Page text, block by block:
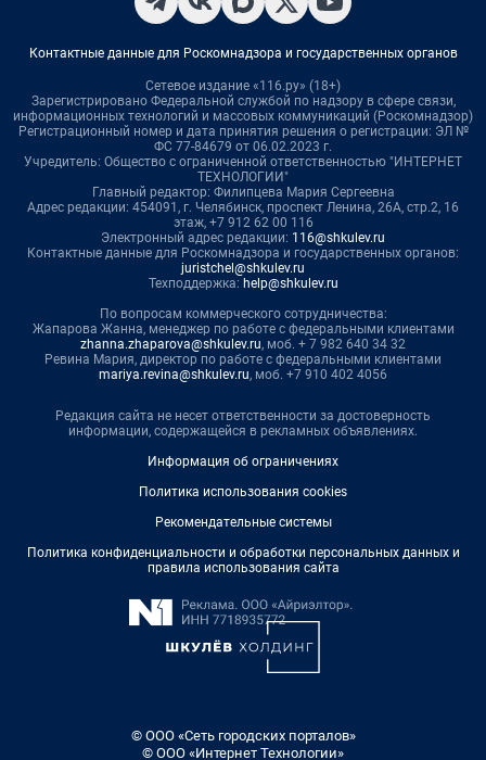
Контактные данные для Роскомнадзора и государственных органов
Сетевое издание «116.ру» (18+)
Зарегистрировано Федеральной службой по надзору в сфере связи,
информационных технологий и массовых коммуникаций (Роскомнадзор)
Регистрационный номер и дата принятия решения о регистрации: ЭЛ №
ФС 77-84679 от 06.02.2023 г.
Учредитель: Общество с ограниченной ответственностью "ИНТЕРНЕТ
ТЕХНОЛОГИИ"
Главный редактор: Филипцева Мария Сергеевна
Адрес редакции: 454091, г. Челябинск, проспект Ленина, 26А, стр.2, 16
этаж, +7 912 62 00 116
Электронный адрес редакции: 116@shkulev.ru
Контактные данные для Роскомнадзора и государственных органов:
juristchel@shkulev.ru
Техподдержка: help@shkulev.ru
По вопросам коммерческого сотрудничества:
Жапарова Жанна, менеджер по работе с федеральными клиентами
zhanna.zhaparova@shkulev.ru, моб. + 7 982 640 34 32
Ревина Мария, директор по работе с федеральными клиентами
mariya.revina@shkulev.ru, моб. +7 910 402 4056
Редакция сайта не несет ответственности за достоверность
информации, содержащейся в рекламных объявлениях.
Информация об ограничениях
Политика использования cookies
Рекомендательные системы
Политика конфиденциальности и обработки персональных данных и
правила использования сайта
© ООО «Сеть городских порталов»
© ООО «Интернет Технологии»